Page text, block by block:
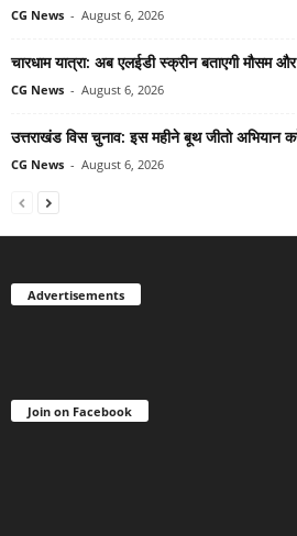
CG News - August 6, 2026
चारधाम यात्रा: अब एलईडी स्क्रीन बताएगी मौसम
CG News - August 6, 2026
उत्तराखंड विस चुनाव: इस महीने बूथ जीतो अभियान
CG News - August 6, 2026
Advertisements
Join on Facebook